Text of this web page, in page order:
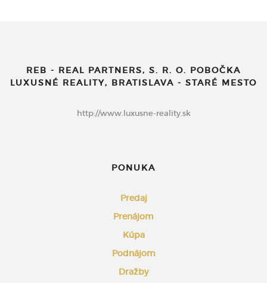
REB - REAL PARTNERS, S. R. O. POBOČKA
LUXUSNÉ REALITY, BRATISLAVA - STARÉ MESTO
http://www.luxusne-reality.sk
PONUKA
Predaj
Prenájom
Kúpa
Podnájom
Dražby